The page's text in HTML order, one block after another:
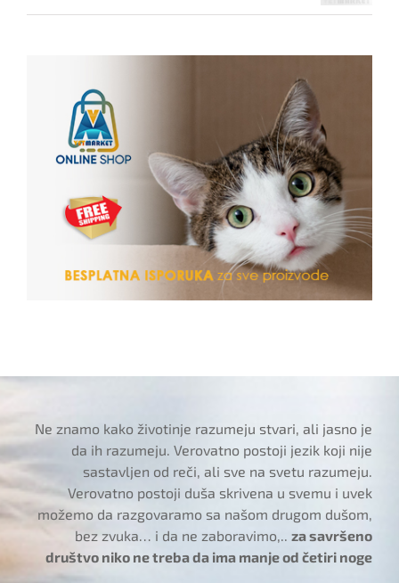
Ne znamo kako životinje razumeju stvari, ali jasno je
da ih razumeju. Verovatno postoji jezik koji nije
sastavljen od reči, ali sve na svetu razumeju.
Verovatno postoji duša skrivena u svemu i uvek
možemo da razgovaramo sa našom drugom dušom,
bez zvuka… i da ne zaboravimo,..za savršeno
društvo niko ne treba da ima manje od četiri noge